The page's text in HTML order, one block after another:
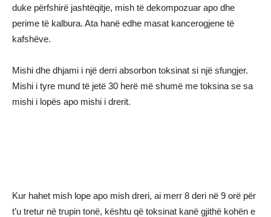
duke përfshirë jashtëqitje, mish të dekompozuar apo dhe
perime të kalbura. Ata hanë edhe masat kancerogjene të
kafshëve.
Mishi dhe dhjami i një derri absorbon toksinat si një sfungjer.
Mishi i tyre mund të jetë 30 herë më shumë me toksina se sa
mishi i lopës apo mishi i drerit.
Kur hahet mish lope apo mish dreri, ai merr 8 deri në 9 orë për
t’u tretur në trupin tonë, kështu që toksinat kanë gjithë kohën e